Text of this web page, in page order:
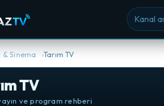
Kanal ara
& Sinema Tarım TV
TV
ve program rehberi